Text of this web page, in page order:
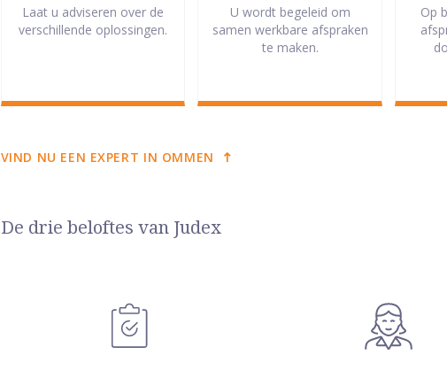
Laat u adviseren over de
verschillende oplossingen.
U wordt begeleid om
samen werkbare afspraken
te maken.
Op
VIND NU EEN EXPERT IN OMMEN
De drie beloftes van Judex